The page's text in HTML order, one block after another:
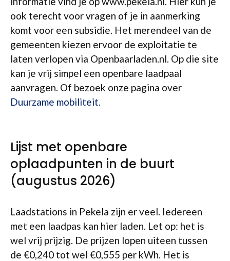
ook terecht voor vragen of je in aanmerking
komt voor een subsidie. Het merendeel van de
gemeenten kiezen ervoor de exploitatie te
laten verlopen via Openbaarladen.nl. Op die site
kan je vrij simpel een openbare laadpaal
aanvragen. Of bezoek onze pagina over
Duurzame mobiliteit.
Lijst met openbare
oplaadpunten in de buurt
(augustus 2026)
Laadstations in Pekela zijn er veel. Iedereen
met een laadpas kan hier laden. Let op: het is
wel vrij prijzig. De prijzen lopen uiteen tussen
de €0,240 tot wel €0,555 per kWh. Het is